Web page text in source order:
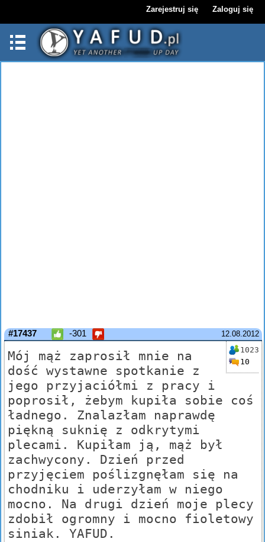
Zarejestruj się Zaloguj się
12.08.2012
#17437 -301
1023
10
Mój mąż zaprosił mnie na
dość wystawne spotkanie z
jego przyjaciółmi z pracy i
poprosił, żebym kupiła sobie coś
ładnego. Znalazłam naprawdę
piękną suknię z odkrytymi
plecami. Kupiłam ją, mąż był
zachwycony. Dzień przed
przyjęciem poślizgnęłam się na
chodniku i uderzyłam w niego
mocno. Na drugi dzień moje plecy
zdobił ogromny i mocno fioletowy
siniak. YAFUD.